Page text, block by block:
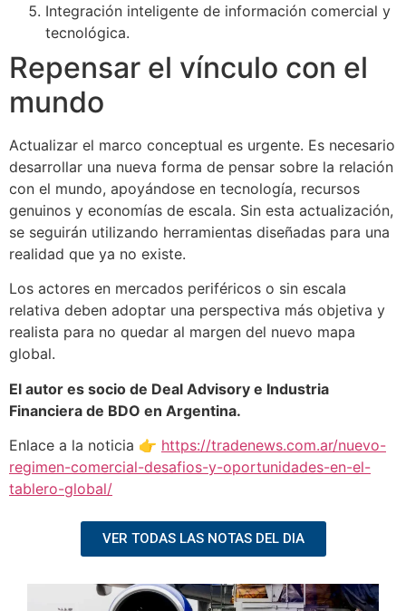
Integración inteligente de información comercial y
tecnológica.
Repensar el vínculo con el
mundo
Actualizar el marco conceptual es urgente. Es necesario
desarrollar una nueva forma de pensar sobre la relación
con el mundo, apoyándose en tecnología, recursos
genuinos y economías de escala. Sin esta actualización,
se seguirán utilizando herramientas diseñadas para una
realidad que ya no existe.
Los actores en mercados periféricos o sin escala
relativa deben adoptar una perspectiva más objetiva y
realista para no quedar al margen del nuevo mapa
global.
El autor es socio de Deal Advisory e Industria
Financiera de BDO en Argentina.
Enlace a la noticia 👉 https://tradenews.com.ar/nuevo-
regimen-comercial-desafios-y-oportunidades-en-el-
tablero-global/
VER TODAS LAS NOTAS DEL DIA